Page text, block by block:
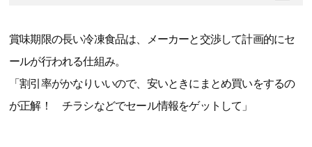
賞味期限の長い冷凍食品は、メーカーと交渉して計画的にセ
ールが行われる仕組み。
「割引率がかなりいいので、安いときにまとめ買いをするの
が正解！ チラシなどでセール情報をゲットして」